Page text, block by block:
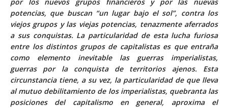
potencias, que buscan “un lugar bajo el sol”, contra los
viejos grupos y las viejas potencias, tenazmente aferrados
a sus conquistas. La particularidad de esta lucha furiosa
entre los distintos grupos de capitalistas es que entraña
como elemento inevitable las guerras imperialistas,
guerras por la conquista de territorios ajenos. Esta
circunstancia tiene, a su vez, la particularidad de que lleva
al mutuo debilitamiento de los imperialistas, quebranta las
posiciones del capitalismo en general, aproxima el